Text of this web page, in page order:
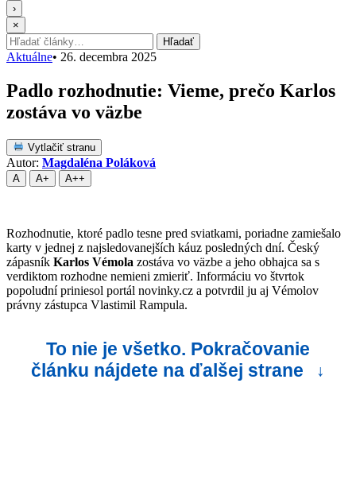
›
×
Hľadať: Hľadať
Aktuálne• 26. decembra 2025
Padlo rozhodnutie: Vieme, prečo Karlos
zostáva vo väzbe
Vytlačiť stranu
Autor: Magdaléna Poláková
A A+ A++
Rozhodnutie, ktoré padlo tesne pred sviatkami, poriadne zamiešalo
karty v jednej z najsledovanejších káuz posledných dní. Český
zápasník Karlos Vémola zostáva vo väzbe a jeho obhajca sa s
verdiktom rozhodne nemieni zmieriť. Informáciu vo štvrtok
popoludní priniesol portál novinky.cz a potvrdil ju aj Vémolov
právny zástupca Vlastimil Rampula.
To nie je všetko. Pokračovanie
článku nájdete na ďalšej strane
↓